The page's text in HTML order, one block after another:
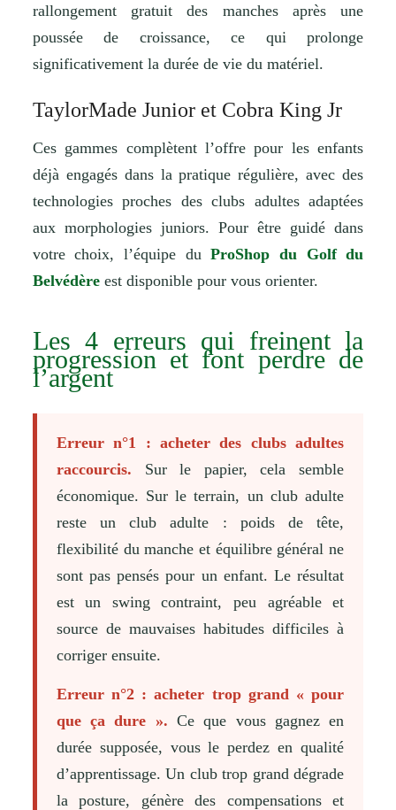
rallongement gratuit des manches après une
poussée de croissance, ce qui prolonge
significativement la durée de vie du matériel.
TaylorMade Junior et Cobra King Jr
Ces gammes complètent l’offre pour les enfants
déjà engagés dans la pratique régulière, avec des
technologies proches des clubs adultes adaptées
aux morphologies juniors. Pour être guidé dans
votre choix, l’équipe duProShop du Golf du
Belvédèreest disponible pour vous orienter.
Les 4 erreurs qui freinent la
progression et font perdre de
l’argent
Erreur n°1 : acheter des clubs adultes
raccourcis. Sur le papier, cela semble
économique. Sur le terrain, un club adulte
reste un club adulte : poids de tête,
flexibilité du manche et équilibre général ne
sont pas pensés pour un enfant. Le résultat
est un swing contraint, peu agréable et
source de mauvaises habitudes difficiles à
corriger ensuite.
Erreur n°2 : acheter trop grand « pour
que ça dure ». Ce que vous gagnez en
durée supposée, vous le perdez en qualité
d’apprentissage. Un club trop grand dégrade
la posture, génère des compensations et